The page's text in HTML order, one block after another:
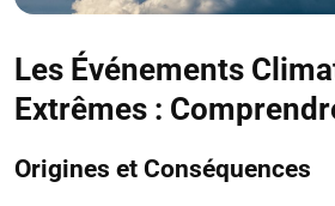
Les Événements
Extrêmes :
Origines et Conséquences